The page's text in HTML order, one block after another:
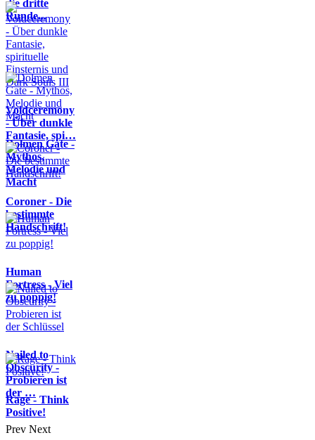
die dritte
Runde...
Voidceremony
- Über dunkle
Fantasie, spi…
Dolmen Gate -
Mythos,
Melodie und
Macht
Coroner - Die
bestimmte
Handschrift!
Human
Fortress - Viel
zu poppig!
Nailed to
Obscurity -
Probieren ist
der …
Rage - Think
Positive!
Prev Next